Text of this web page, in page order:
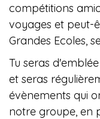
compétitions
voyages et peut-
Grandes Ecoles,
Tu seras
et seras
évènements qui
notre groupe, en